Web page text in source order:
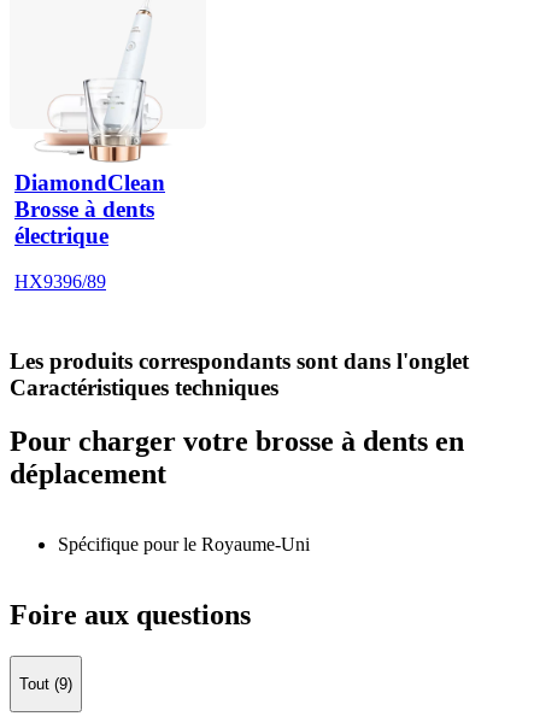
DiamondClean
Brosse à dents
électrique
HX9396/89
Les produits correspondants sont dans l'onglet
Caractéristiques techniques
Pour charger votre brosse à dents en
déplacement
Spécifique pour le Royaume-Uni
Foire aux questions
Tout (9)